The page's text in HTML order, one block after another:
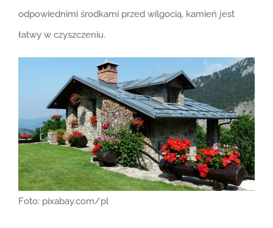
odpowiednimi środkami przed wilgocią, kamień jest
łatwy w czyszczeniu.
Foto: pixabay.com/pl